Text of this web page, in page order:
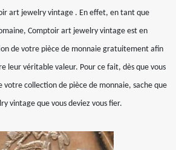
art jewelry vintage . En effet, en tant que
Comptoir art jewelry vintage est en
de votre pièce de monnaie gratuitement afin
leur véritable valeur. Pour ce fait, dès que vous
votre collection de pièce de monnaie, sache que
vintage que vous deviez vous fier.